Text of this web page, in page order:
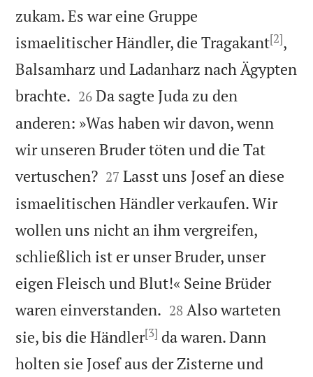
zukam. Es war eine Gruppe
ismaelitischer Händler, die Tragakant[2],
Balsamharz und Ladanharz nach Ägypten
brachte. 

26 Da sagte Juda zu den
anderen: »Was haben wir davon, wenn
wir unseren Bruder töten und die Tat
vertuschen?
27 Lasst uns Josef an diese
ismaelitischen Händler verkaufen. Wir
wollen uns nicht an ihm vergreifen,
schließlich ist er unser Bruder, unser
eigen Fleisch und Blut!« Seine Brüder
waren einverstanden. 

28 Also warteten
sie, bis die Händler[3] da waren. Dann
holten sie Josef aus der Zisterne und